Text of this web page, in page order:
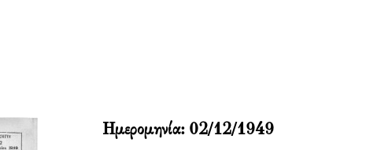
Ημερομηνία: 02/12/1949